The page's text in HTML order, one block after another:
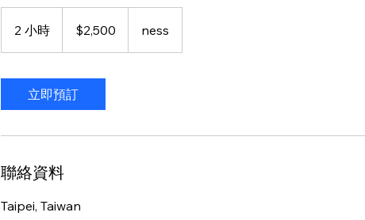
2 小時
小
$2,500 ness
立即預訂
聯絡資料
Taipei, Taiwan